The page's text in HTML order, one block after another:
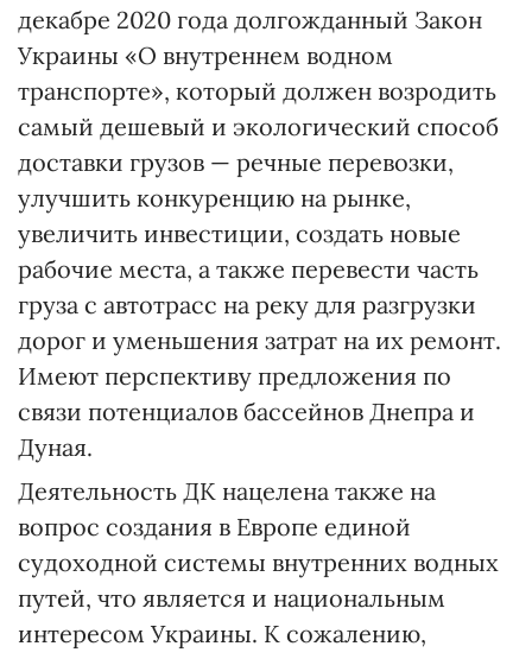
декабре 2020 года долгожданный Закон
Украины «О внутреннем водном
транспорте», который должен возродить
самый дешевый и экологический способ
доставки грузов — речные перевозки,
улучшить конкуренцию на рынке,
увеличить инвестиции, создать новые
рабочие места, а также перевести часть
груза с автотрасс на реку для разгрузки
дорог и уменьшения затрат на их ремонт.
Имеют перспективу предложения по
связи потенциалов бассейнов Днепра и
Дуная.
Деятельность ДК нацелена также на
вопрос создания в Европе единой
судоходной системы внутренних водных
путей, что является и национальным
интересом Украины. К сожалению,